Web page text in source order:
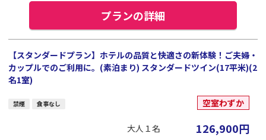
プランの詳細
【スタンダードプラン】ホテルの品質と快適さの新体験！ご夫婦・
カップルでのご利用に。(素泊まり) スタンダードツイン(17平米)(2
名1室)
禁煙 食事なし 空室わずか
大人１名 126,900円